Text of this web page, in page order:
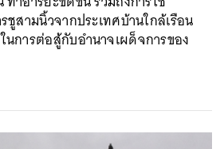
สามนิ้วจากประเทศบ้านใกล้เรือน
การต่อสู้กับอำนาจเผด็จการของ